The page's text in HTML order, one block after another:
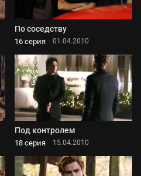
По соседству
16 серия 01.04.2010
Под контролем
18 серия 15.04.2010